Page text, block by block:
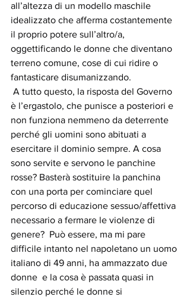
all’altezza di un modello maschile
idealizzato che afferma costantemente
il proprio potere sull’altro/a,
oggettificando le donne che diventano
terreno comune, cose di cui ridire o
fantasticare disumanizzando.
è l’ergastolo, che punisce a posteriori e
non funziona nemmeno da deterrente
perché gli uomini sono abituati a
esercitare il dominio sempre. A cosa
sono servite e servono le panchine
rosse? Basterà sostituire la panchina
con una porta per cominciare quel
percorso di educazione sessuo/affettiva
necessario a fermare le violenze di
genere?  Può essere, ma mi pare
difficile intanto nel napoletano un uomo
italiano di 49 anni, ha ammazzato due
donne  e la cosa è passata quasi in
silenzio perché le donne si